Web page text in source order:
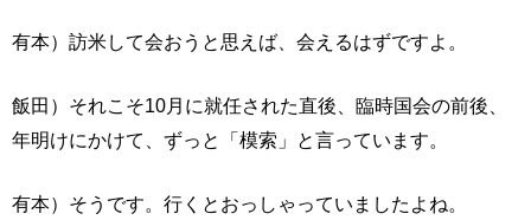
有本）訪米して会おうと思えば、会えるはずですよ。
飯田）それこそ10月に就任された直後、臨時国会の前後、
年明けにかけて、ずっと「模索」と言っています。
有本）そうです。行くとおっしゃっていましたよね。